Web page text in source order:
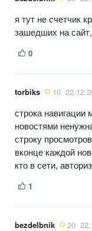
я тут не счетчик
зашедших на
0
torbiks 10
строка
новостями
строку
вконце каждой
кто в сети,
1
bezdelbnik 20